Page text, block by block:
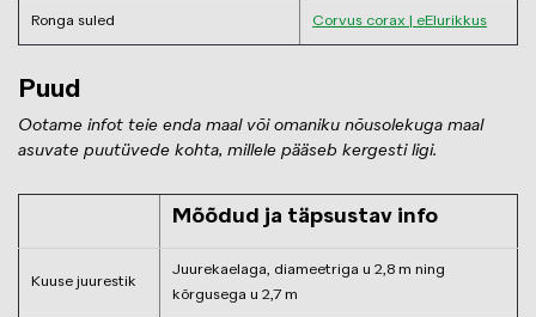
Ronga suled Corvus corax | eElurikkus
Puud
Ootame infot teie enda maal või omaniku nõusolekuga maal
asuvate puutüvede kohta, millele pääseb kergesti ligi.
Mõõdud ja täpsustav info
Kuuse juurestik
Juurekaelaga, diameetriga u 2,8 m ning
kõrgusega u 2,7 m